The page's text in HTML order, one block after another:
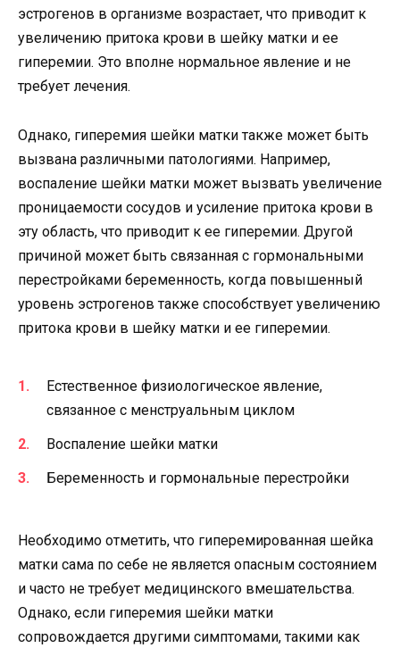
эстрогенов в организме возрастает, что приводит к
увеличению притока крови в шейку матки и ее
гиперемии. Это вполне нормальное явление и не
требует лечения.
Однако, гиперемия шейки матки также может быть
вызвана различными патологиями. Например,
воспаление шейки матки может вызвать увеличение
проницаемости сосудов и усиление притока крови в
эту область, что приводит к ее гиперемии. Другой
причиной может быть связанная с гормональными
перестройками беременность, когда повышенный
уровень эстрогенов также способствует увеличению
притока крови в шейку матки и ее гиперемии.
Естественное физиологическое явление,
связанное с менструальным циклом
Воспаление шейки матки
Беременность и гормональные перестройки
Необходимо отметить, что гиперемированная шейка
матки сама по себе не является опасным состоянием
и часто не требует медицинского вмешательства.
Однако, если гиперемия шейки матки
сопровождается другими симптомами, такими как